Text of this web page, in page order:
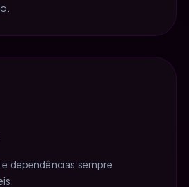
dependências sempre